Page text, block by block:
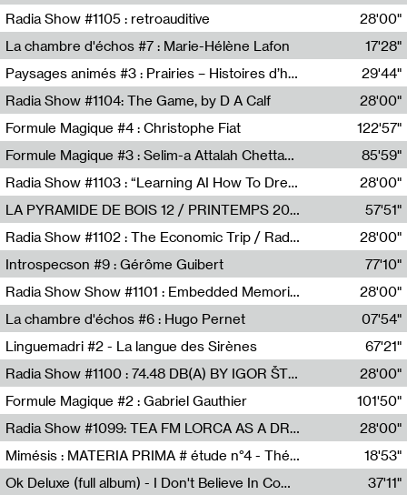
Pierrick Mouton,Bathi Diabaye
Radia Show #1105 : retroauditive
Soundart Radio
28'00"
La chambre d'échos #7 : Marie-Hélène Lafon
Revue Les Chambres,Marie-Hélène Lafon
17'28"
Paysages animés #3 : Prairies – Histoires d’herbes et d’humains
Anne Simon
29'44"
Radia Show #1104: The Game, by D A Calf
Radio One NZ
28'00"
Formule Magique #4 : Christophe Fiat
Nathalie Lacroix
122'57"
Formule Magique #3 : Selim-a Attalah Chettaoui
Nathalie Lacroix,Selim-a Attalah Chettaoui
85'59"
Radia Show #1103 : “Learning AI How To Dream” by Sebastian Dingens (Radio Campus Bruxelles)
Radio Campus Bruxelles
28'00"
LA PYRAMIDE DE BOIS 12 / PRINTEMPS 2026
Sammy Stein
57'51"
Radia Show #1102 : The Economic Trip / Radio Grenouille
Radio Grenouille
28'00"
Introspecson #9 : Gérôme Guibert
Pierre Henry,Gérôme Guibert
77'10"
Radia Show Show #1101 : Embedded Memories by Jimmy Peggie / radioart106
Jimmy Peggie,radioart106
28'00"
La chambre d'échos #6 : Hugo Pernet
Revue Les Chambres,Hugo Pernet
07'54"
Linguemadri #2 - La langue des Sirènes
Meris Angioletti
67'21"
Radia Show #1100 : 74.48 DB(A) BY IGOR ŠTROMAJER FOR RADIO X
radio x
28'00"
Formule Magique #2 : Gabriel Gauthier
Nathalie Lacroix,Gabriel Gauthier
101'50"
Radia Show #1099: TEA FM LORCA AS A DREAM
TEAFM
28'00"
Mimésis : MATERIA PRIMA # étude n°4 - Théâtre de l’Aquarium
Francesco Russo,Scuola della Crisi
18'53"
Ok Deluxe (full album) - I Don't Believe In Computing
37'11"